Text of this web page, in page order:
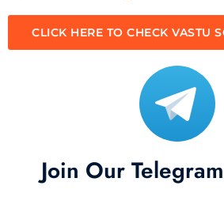
CLICK HERE TO CHECK VASTU
Join Our